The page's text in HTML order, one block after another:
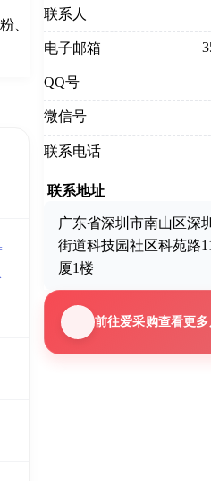
、
联系人
电子邮箱
QQ号
微信号
联系电话
联系地址
广东省深圳市南山区深
街道科技园社区科苑路
厦1楼
前往爱采购查看更